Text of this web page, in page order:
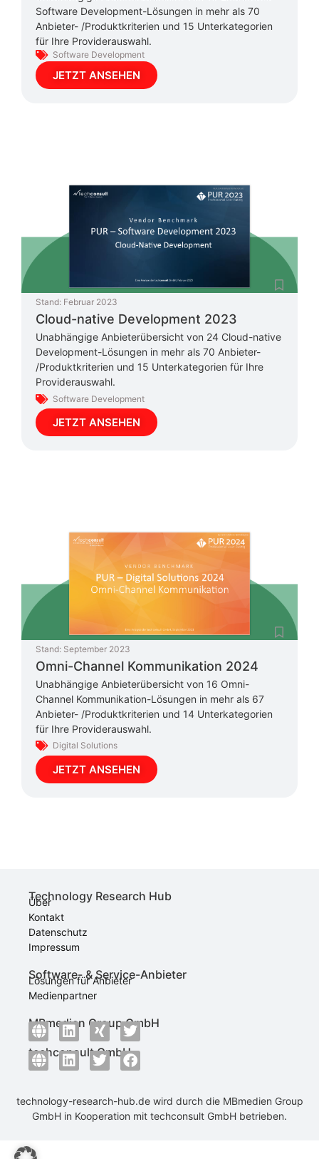
Software Development-Lösungen in mehr als 70
Anbieter- /Produktkriterien und 15 Unterkategorien
für Ihre Providerauswahl.
Software Development
JETZT ANSEHEN
Stand: Februar 2023
Cloud-native Development 2023
Unabhängige Anbieterübersicht von 24 Cloud-native
Development-Lösungen in mehr als 70 Anbieter-
/Produktkriterien und 15 Unterkategorien für Ihre
Providerauswahl.
Software Development
JETZT ANSEHEN
Stand: September 2023
Omni-Channel Kommunikation 2024
Unabhängige Anbieterübersicht von 16 Omni-
Channel Kommunikation-Lösungen in mehr als 67
Anbieter- /Produktkriterien und 14 Unterkategorien
für Ihre Providerauswahl.
Digital Solutions
JETZT ANSEHEN
Technology Research Hub
Über
Kontakt
Datenschutz
Impressum
Software- & Service-Anbieter
Lösungen für Anbieter
Medienpartner
MBmedien Group GmbH
techconsult GmbH
technology-research-hub.de wird durch die MBmedien Group
GmbH in Kooperation mit techconsult GmbH betrieben.